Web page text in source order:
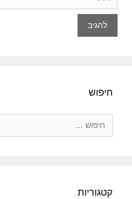
חיפוש
קטגוריות